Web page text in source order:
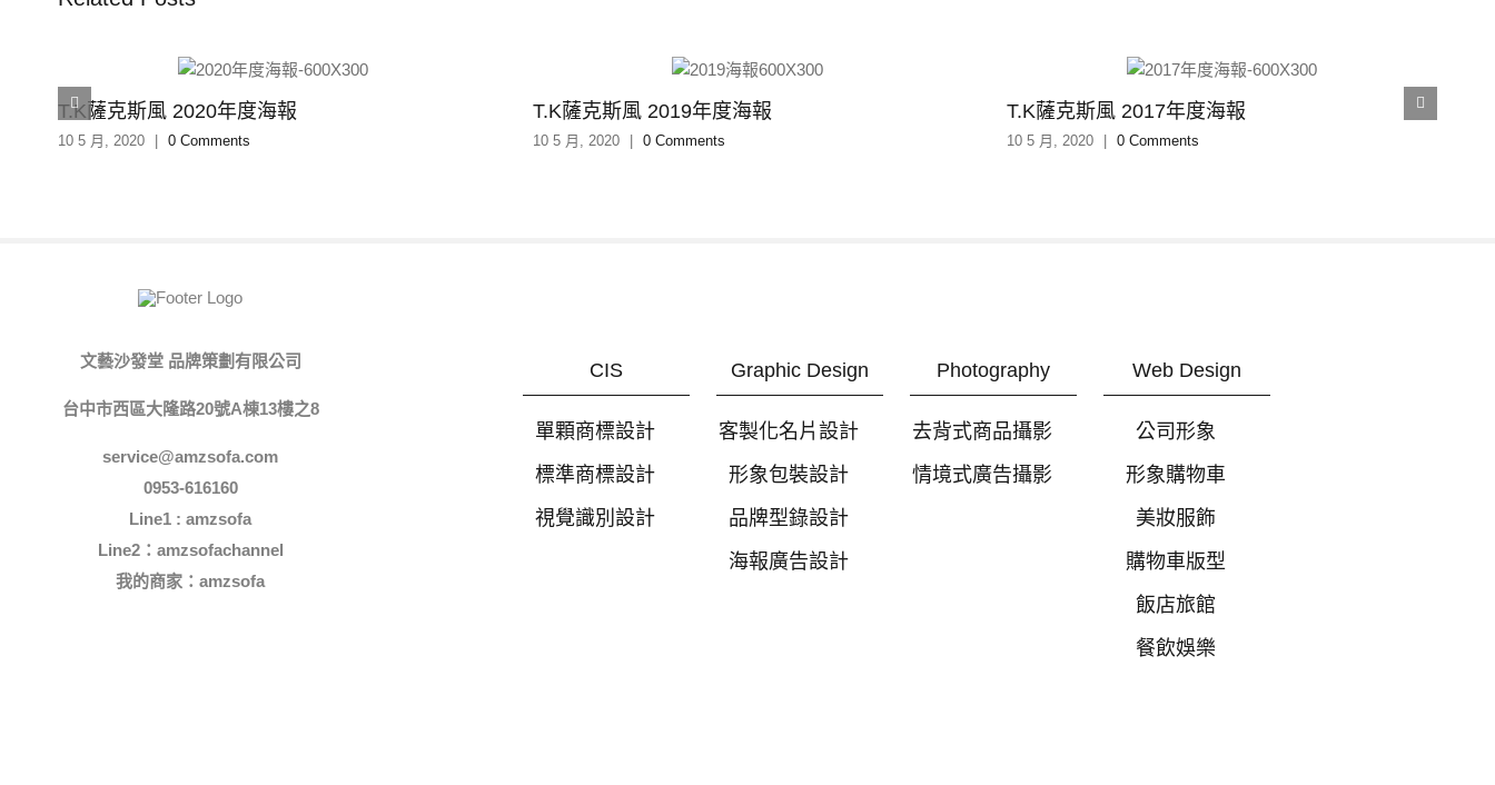
T.K薩克斯風 2020年度海報
10 5 月, 2020 0 Comments
T.K薩克斯風 2019年度海報
10 5 月, 2020 0 Comments
T.K薩克斯風 2017年度海報
10 5 月, 2020 0 Comments
文藝沙發堂 品牌策劃有限公司
台中市西區大隆路20號A棟13樓之8
service@amzsofa.com
0953-616160
Line1 : amzsofa
Line2：amzsofachannel
我的商家：amzsofa
CIS
單顆商標設計
標準商標設計
視覺識別設計
Graphic Design
客製化名片設計
形象包裝設計
品牌型錄設計
海報廣告設計
Photography
去背式商品攝影
情境式廣告攝影
Web Design
公司形象
形象購物車
美妝服飾
購物車版型
飯店旅館
餐飲娛樂